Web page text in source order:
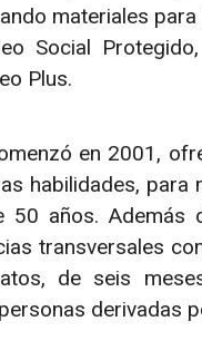
materiales
Social
Plus.
en 2001,
habilidades,
50 años. Además
transversales
de seis
derivadas